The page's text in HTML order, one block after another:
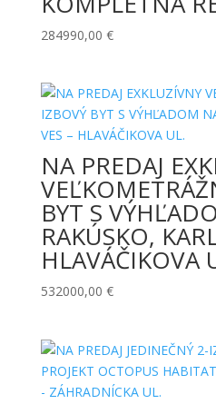
284990,00 €
NA PREDAJ
BYT S
RAKÚSKO,
HLAVÁČIKOVA
532000,00 €